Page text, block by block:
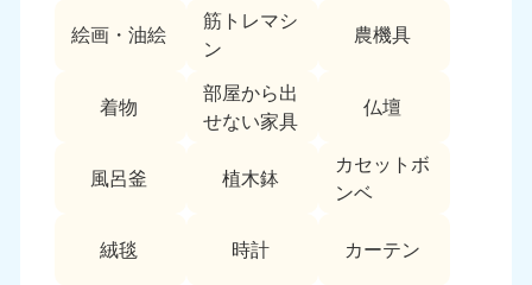
絵画・油絵
筋トレマシ
ン
農機具
着物
部屋から出
せない家具
仏壇
風呂釜 植木鉢
カセットボ
ンベ
絨毯 時計 カーテン
050-1880-9899
9:00〜19:00 年中無休
050-1880-9898
9:00〜19:00 年中無休
愛媛県
050-1880-9896
高知県
050-1880-9897
九州・沖縄
福岡県
050-1880-9895
佐賀県
050-1880-9894